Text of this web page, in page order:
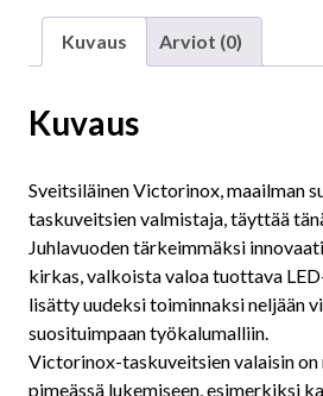
Kuvaus Arviot (0)
Kuvaus
Sveitsiläinen Victorinox, maailman
taskuveitsien valmistaja, täyttää
Juhlavuoden tärkeimmäksi
kirkas, valkoista valoa tuottava
lisätty uudeksi toiminnaksi neljään
suosituimpaan työkalumalliin.
Victorinox-taskuveitsien valaisin
pimeässä lukemiseen, esimerkiksi